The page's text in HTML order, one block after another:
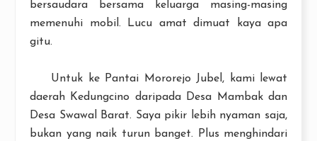
bersaudara bersama keluarga masing-masing
memenuhi mobil. Lucu amat dimuat kaya apa
gitu.
Untuk ke Pantai Mororejo Jubel, kami lewat
daerah Kedungcino daripada Desa Mambak dan
Desa Swawal Barat. Saya pikir lebih nyaman saja,
bukan yang naik turun banget. Plus menghindari